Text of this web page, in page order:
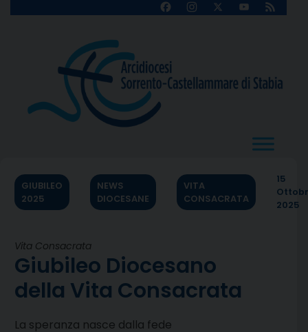
FacebookInstagram
X
YouTube
Feed
GIUBILEO
2025
NEWS
DIOCESANE
VITA
CONSACRATA
15
2025
Vita Consacrata
Giubileo Diocesano
della Vita Consacrata
La speranza nasce dalla fede